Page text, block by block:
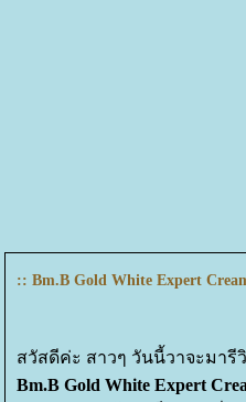
:: Bm.B Gold White Expert
สวัสดีค่ะ สาวๆ วันนี้วาจะมา
Bm.B Gold White Expert